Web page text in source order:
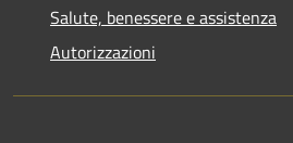
Salute, benessere e assistenza
Autorizzazioni